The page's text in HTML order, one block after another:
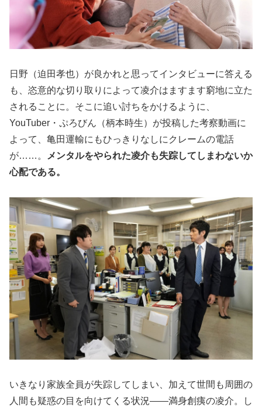
日野（迫田孝也）が良かれと思ってインタビューに答える
も、恣意的な切り取りによって凌介はますます窮地に立た
されることに。そこに追い討ちをかけるように、
YouTuber・ぷろびん（柄本時生）が投稿した考察動画に
よって、亀田運輸にもひっきりなしにクレームの電話
が……。
メンタルをやられた凌介も失踪してしまわないか
心配である。
いきなり家族全員が失踪してしまい、加えて世間も周囲の
人間も疑惑の目を向けてくる状況——満身創痍の凌介。し